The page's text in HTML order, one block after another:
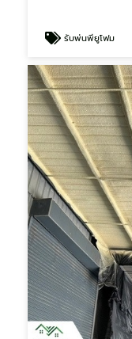
รับพ่นพียูโฟม